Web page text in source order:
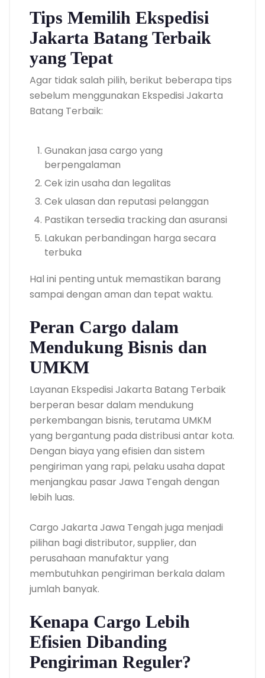
Tips Memilih Ekspedisi
Jakarta Batang Terbaik
yang Tepat
Agar tidak salah pilih, berikut beberapa tips
sebelum menggunakan Ekspedisi Jakarta
Batang Terbaik:
Gunakan jasa cargo yang
berpengalaman
Cek izin usaha dan legalitas
Cek ulasan dan reputasi pelanggan
Pastikan tersedia tracking dan asuransi
Lakukan perbandingan harga secara
terbuka
Hal ini penting untuk memastikan barang
sampai dengan aman dan tepat waktu.
Peran Cargo dalam
Mendukung Bisnis dan
UMKM
Layanan Ekspedisi Jakarta Batang Terbaik
berperan besar dalam mendukung
perkembangan bisnis, terutama UMKM
yang bergantung pada distribusi antar kota.
Dengan biaya yang efisien dan sistem
pengiriman yang rapi, pelaku usaha dapat
menjangkau pasar Jawa Tengah dengan
lebih luas.
Cargo Jakarta Jawa Tengah juga menjadi
pilihan bagi distributor, supplier, dan
perusahaan manufaktur yang
membutuhkan pengiriman berkala dalam
jumlah banyak.
Kenapa Cargo Lebih
Efisien Dibanding
Pengiriman Reguler?